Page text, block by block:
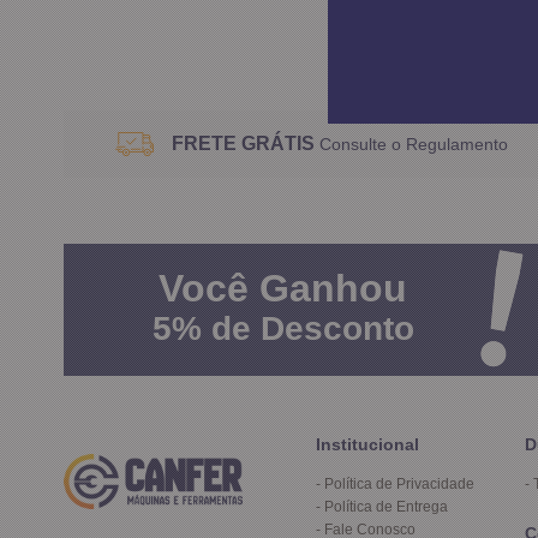
FRETE GRÁTIS Consulte o Regulamento
VocêGanhou
5%de Desconto
Institucional
Política de Privacidade
Política de Entrega
Fale Conosco